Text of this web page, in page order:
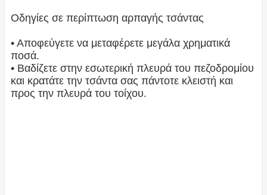
Οδηγίες σε περίπτωση αρπαγής τσάντας
• Αποφεύγετε να μεταφέρετε μεγάλα χρηματικά
ποσά.
• Βαδίζετε στην εσωτερική πλευρά του πεζοδρομίου
και κρατάτε την τσάντα σας πάντοτε κλειστή και
προς την πλευρά του τοίχου.